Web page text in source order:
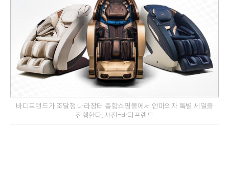
바디프랜드가 조달청 나라장터 종합쇼핑몰에서 안마의자 특별 세일을
진행한다. 사진=바디프랜드